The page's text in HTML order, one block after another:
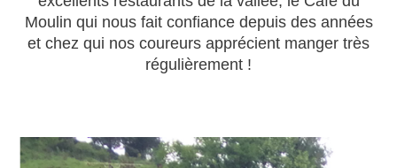
Moulin qui nous fait confiance depuis des années
et chez qui nos coureurs apprécient manger très
régulièrement !